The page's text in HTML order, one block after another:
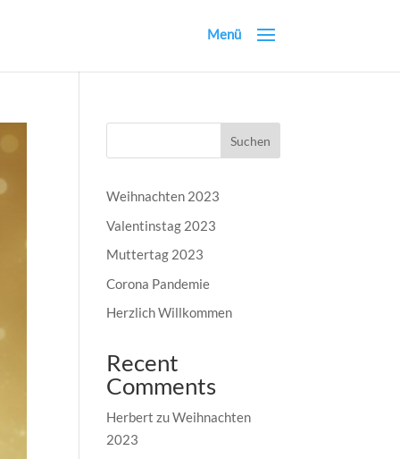
Suchen
Weihnachten 2023
Valentinstag 2023
Muttertag 2023
Corona Pandemie
Herzlich Willkommen
Recent
Comments
Herbert zuWeihnachten
2023